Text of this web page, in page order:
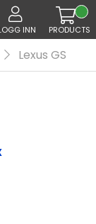
INN PRODUCTS
Lexus GS